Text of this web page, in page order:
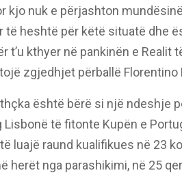
kjo nuk e përjashton
të heshtë për këtë situatë dhe
t’u kthyer në pankinën e
zgjedhjet përballë Florentino
është bërë si një ndeshje
Lisbonë të fitonte Kupën e
luajë raund kualifikues në 23
herët nga parashikimi, në 25